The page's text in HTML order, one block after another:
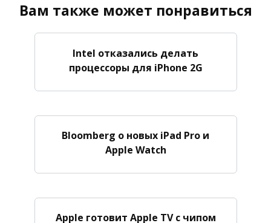
Вам также может понравиться
Intel отказались делать
процессоры для iPhone 2G
Bloomberg о новых iPad Pro и
Apple Watch
Apple готовит Apple TV с чипом